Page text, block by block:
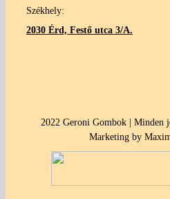
Székhely:
2030 Érd, Festő utca 3/A.
2022 Geroni Gombok | Minden
Marketing by